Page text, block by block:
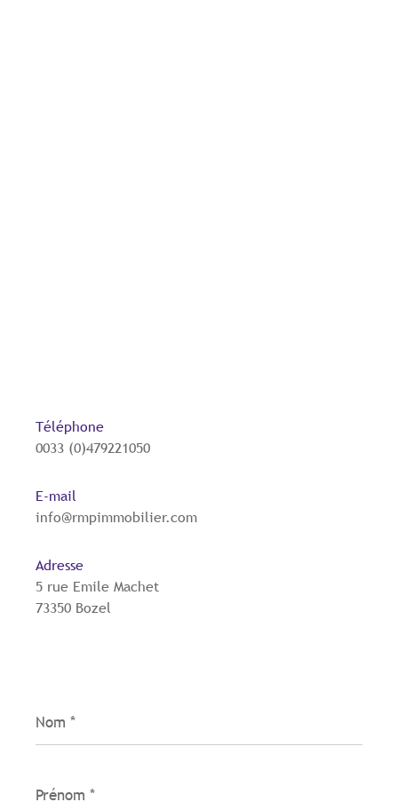
Téléphone
0033 (0)479221050
E-mail
info@rmpimmobilier.com
Adresse
5 rue Emile Machet
73350 Bozel
*
*